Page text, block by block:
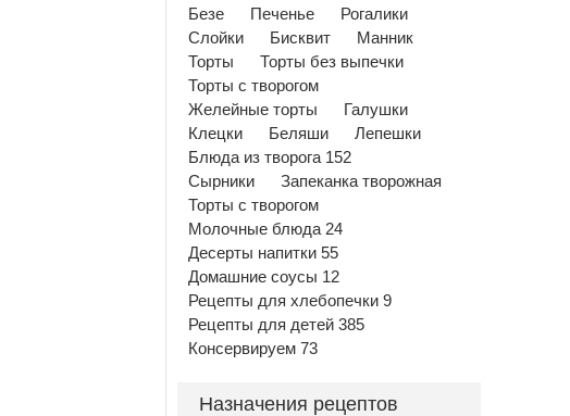
Безе
Печенье
Рогалики
Слойки
Бисквит
Манник
Торты
Торты без выпечки
Торты с творогом
Желейные торты
Галушки
Клецки
Беляши
Лепешки
Блюда из творога 152
Сырники
Запеканка творожная
Торты с творогом
Молочные блюда 24
Десерты напитки 55
Домашние соусы 12
Рецепты для хлебопечки 9
Рецепты для детей 385
Консервируем 73
Назначения рецептов